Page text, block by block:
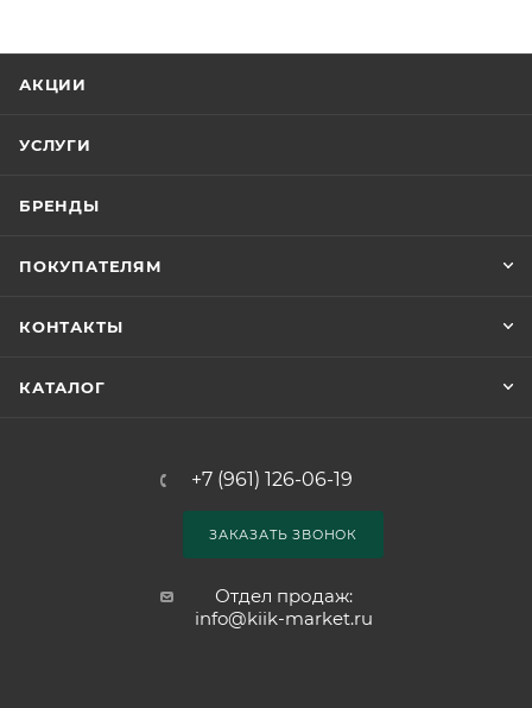
АКЦИИ
УСЛУГИ
БРЕНДЫ
ПОКУПАТЕЛЯМ
КОНТАКТЫ
КАТАЛОГ
+7 (961) 126-06-19
ЗАКАЗАТЬ ЗВОНОК
Отдел продаж:
info@kiik-market.ru